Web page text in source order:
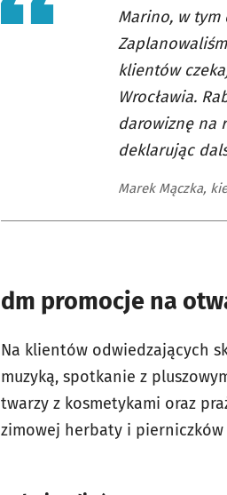
Marino, w tym
klientów
Wrocławia.
darowiznę na
deklarując
Marek Mączka,
dm promocje na
Na klientów odwiedzających
muzyką, spotkanie z
twarzy z kosmetykami oraz
zimowej herbaty i pierniczków